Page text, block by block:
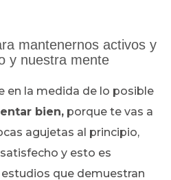
mantenernos activos y
y nuestra mente
en la medida de lo posible
bien, porque te vas a
agujetas al principio,
y esto es
que demuestran